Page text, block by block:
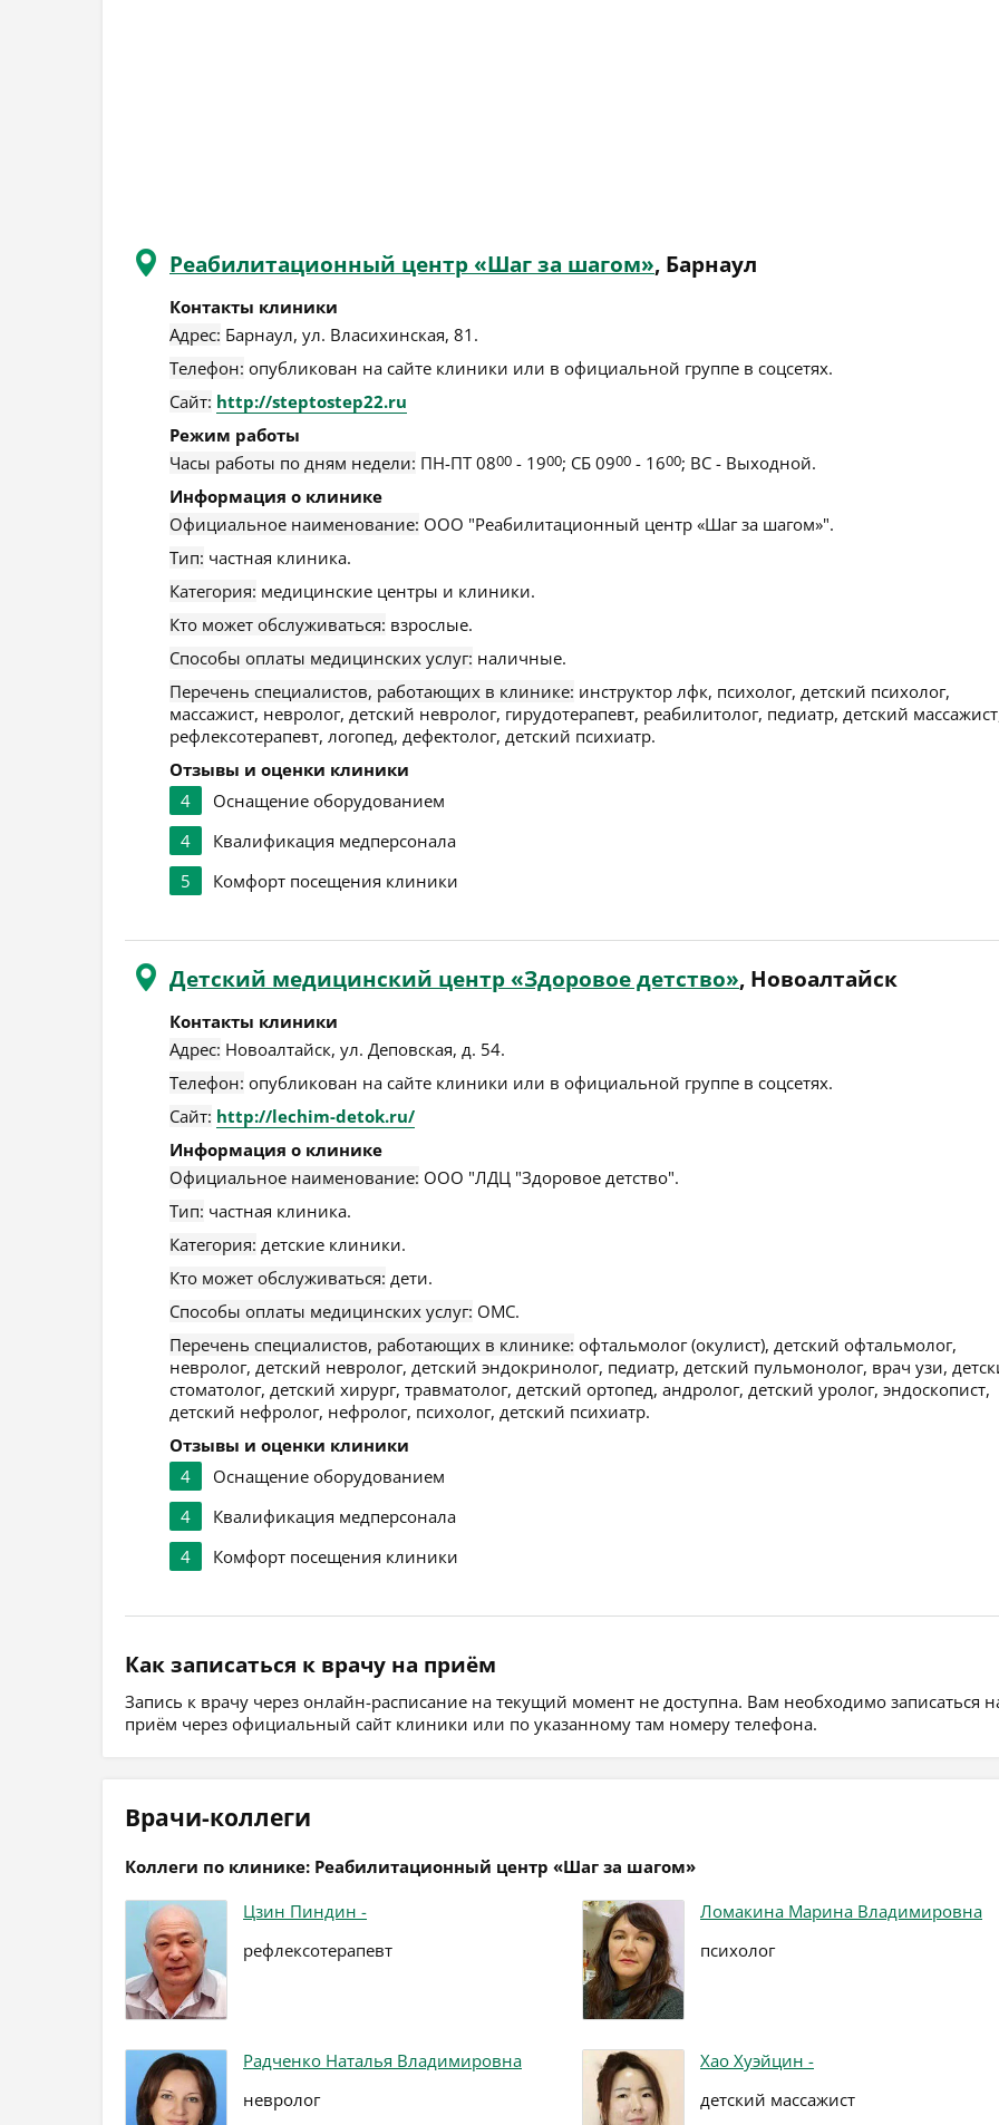
Реабилитационный центр «Шаг за шагом», Барнаул
Контакты клиники
Адрес: Барнаул, ул. Власихинская, 81 .
Телефон: опубликован на сайте клиники или в официальной группе в соцсетях.
Сайт: http://steptostep22.ru
Режим работы
Часы работы по дням недели: ПН-ПТ 0800 - 1900; СБ 0900 - 1600; ВС - Выходной.
Информация о клинике
Официальное наименование: ООО "Реабилитационный центр «Шаг за шагом»".
Тип: частная клиника.
Категория: медицинские центры и клиники.
Кто может обслуживаться: взрослые.
Способы оплаты медицинских услуг: наличные.
Перечень специалистов, работающих в клинике: инструктор лфк, психолог, детский психолог,
массажист, невролог, детский невролог, гирудотерапевт, реабилитолог, педиатр, детский
рефлексотерапевт, логопед, дефектолог, детский психиатр.
Отзывы и оценки клиники
4
Оснащение оборудованием
4
Квалификация медперсонала
5
Комфорт посещения клиники
Детский медицинский центр «Здоровое детство», Новоалтайск
Контакты клиники
Адрес: Новоалтайск, ул. Деповская, д. 54.
Телефон: опубликован на сайте клиники или в официальной группе в соцсетях.
Сайт: http://lechim-detok.ru/
Информация о клинике
Официальное наименование: ООО "ЛДЦ "Здоровое детство".
Тип: частная клиника.
Категория: детские клиники.
Кто может обслуживаться: дети.
Способы оплаты медицинских услуг: ОМС.
Перечень специалистов, работающих в клинике: офтальмолог (окулист), детский офтальмолог,
невролог, детский невролог, детский эндокринолог, педиатр, детский пульмонолог, врач узи,
стоматолог, детский хирург, травматолог, детский ортопед, андролог, детский уролог, эндоскопист,
детский нефролог, нефролог, психолог, детский психиатр.
Отзывы и оценки клиники
4
Оснащение оборудованием
4
Квалификация медперсонала
4
Комфорт посещения клиники
Как записаться к врачу на приём
Запись к врачу через онлайн-расписание на текущий момент не доступна. Вам необходимо записаться
приём через официальный сайт клиники или по указанному там номеру телефона.
Врачи-коллеги
Коллеги по клинике: Реабилитационный центр «Шаг за шагом»
Цзин Пиндин -
рефлексотерапевт
Ломакина Марина Владимировна
психолог
Радченко Наталья Владимировна
невролог
Хао Хуэйцин -
детский массажист